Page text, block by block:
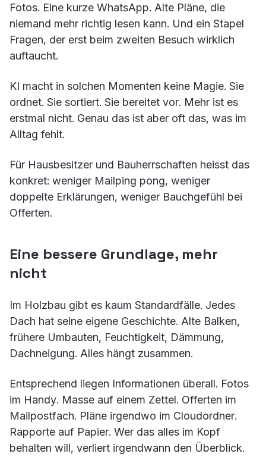
Fotos. Eine kurze WhatsApp. Alte Pläne, die
niemand mehr richtig lesen kann. Und ein Stapel
Fragen, der erst beim zweiten Besuch wirklich
auftaucht.
KI macht in solchen Momenten keine Magie. Sie
ordnet. Sie sortiert. Sie bereitet vor. Mehr ist es
erstmal nicht. Genau das ist aber oft das, was im
Alltag fehlt.
Für Hausbesitzer und Bauherrschaften heisst das
konkret: weniger Mailping pong, weniger
doppelte Erklärungen, weniger Bauchgefühl bei
Offerten.
Eine bessere Grundlage, mehr
nicht
Im Holzbau gibt es kaum Standardfälle. Jedes
Dach hat seine eigene Geschichte. Alte Balken,
frühere Umbauten, Feuchtigkeit, Dämmung,
Dachneigung. Alles hängt zusammen.
Entsprechend liegen Informationen überall. Fotos
im Handy. Masse auf einem Zettel. Offerten im
Mailpostfach. Pläne irgendwo im Cloudordner.
Rapporte auf Papier. Wer das alles im Kopf
behalten will, verliert irgendwann den Überblick.